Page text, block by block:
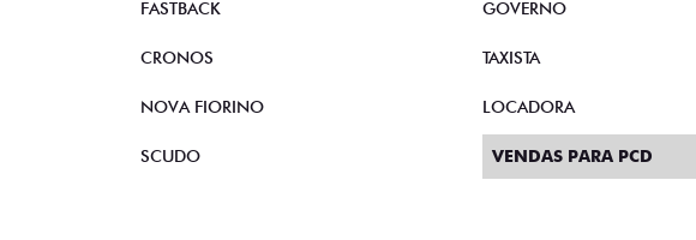
FASTBACK
CRONOS
NOVA FIORINO
SCUDO
GOVERNO
TAXISTA
LOCADORA
VENDAS PARA PCD